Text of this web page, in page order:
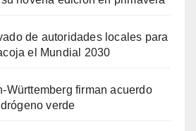
de autoridades locales para
el Mundial 2030
Württemberg firman acuerdo
verde